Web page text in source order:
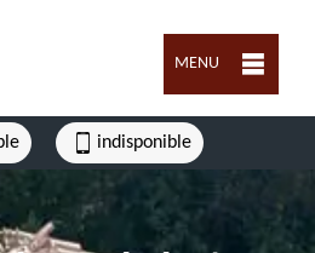
MENU
indisponible